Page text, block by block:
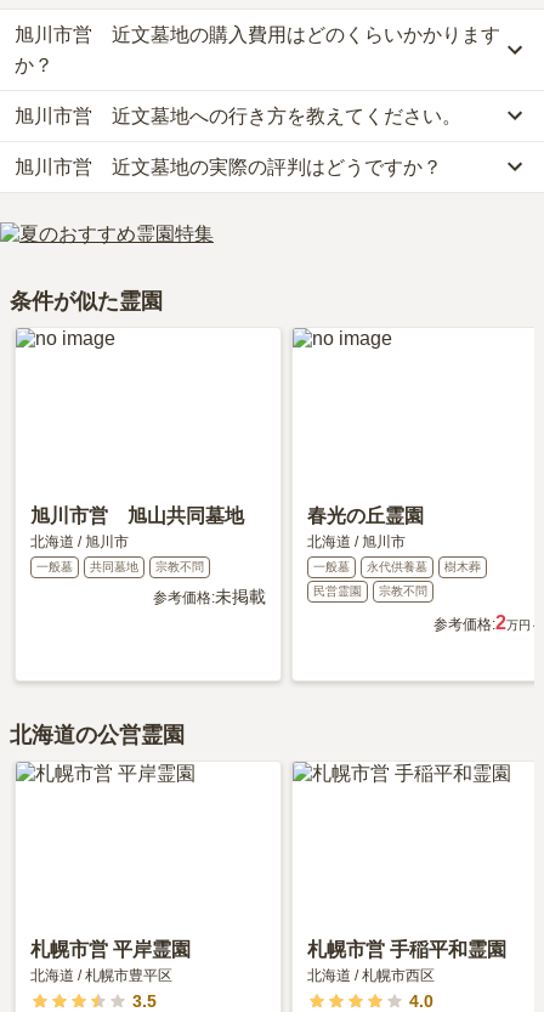
旭川市営 近文墓地の購入費用はどのくらいかかります
か？
旭川市営　近文墓地の現在の販売価格については現在調査中です。
お墓は、価格が高いものがよい、安いものが悪い、という訳ではあ
りません。大切なのは、ご家族が心から納得し、安心してお参りで
きる場所を選ぶことです。
旭川市営 近文墓地への行き方を教えてください。
公共交通機関の場合、北海道中央バスに乗車、「神恵内役場前バス
停」下車徒歩約1分です。
車の場合、「新川インター」から車で約2時間30分です。
詳しいルートや地図は、本ページの「地図・交通アクセス」欄をご
旭川市営 近文墓地の実際の評判はどうですか？
旭川市営　近文墓地の口コミはまだ投稿されておりません。
口コミはあくまで一つの目安です。資料請求や現地見学を通して、
条件が似た霊園
旭川市営 旭山共同墓地
北海道 /旭川市
一般墓 共同墓地 宗教不問
参考価格:未掲載
春光の丘霊園
北海道 /旭川市
一般墓 永代供養墓
樹木葬
民営霊園
宗教不問
参考価格:2万円～
北海道の公営霊園
札幌市営 平岸霊園
北海道 /札幌市豊平区
3.5
札幌市営 手稲平和霊園
北海道 /札幌市西区
4.0